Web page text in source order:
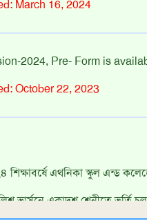
March 16, 2024
2024, Pre- Form is
October 22, 2023
এথনিকা স্কুল এন্ড
ভার্সনে একাদশ শ্রেনীতে ভর্তি